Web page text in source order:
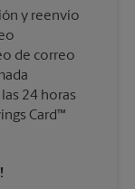
y reenvío
de correo
24 horas
Card™